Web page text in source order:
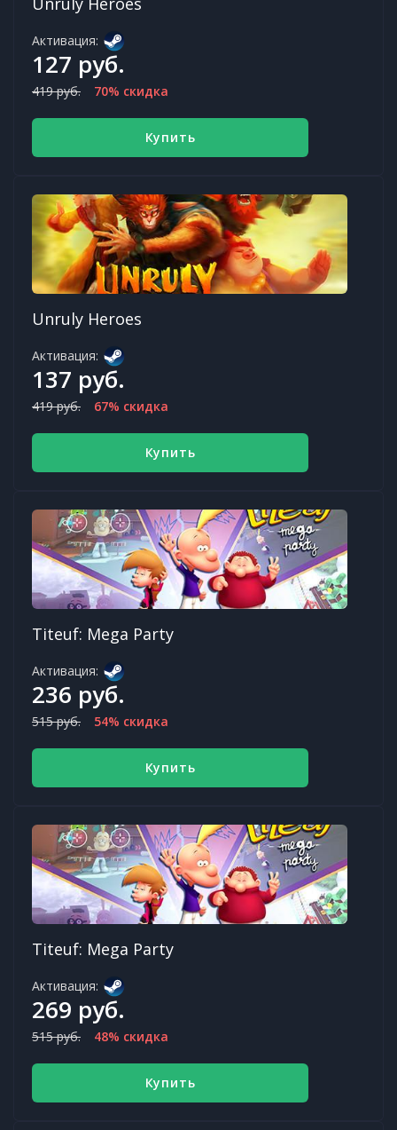
Активация:
127 руб.
419 руб. 70% скидка
Купить
Unruly Heroes
Активация:
137 руб.
419 руб. 67% скидка
Купить
Titeuf: Mega Party
Активация:
236 руб.
515 руб. 54% скидка
Купить
Titeuf: Mega Party
Активация:
269 руб.
515 руб. 48% скидка
Купить